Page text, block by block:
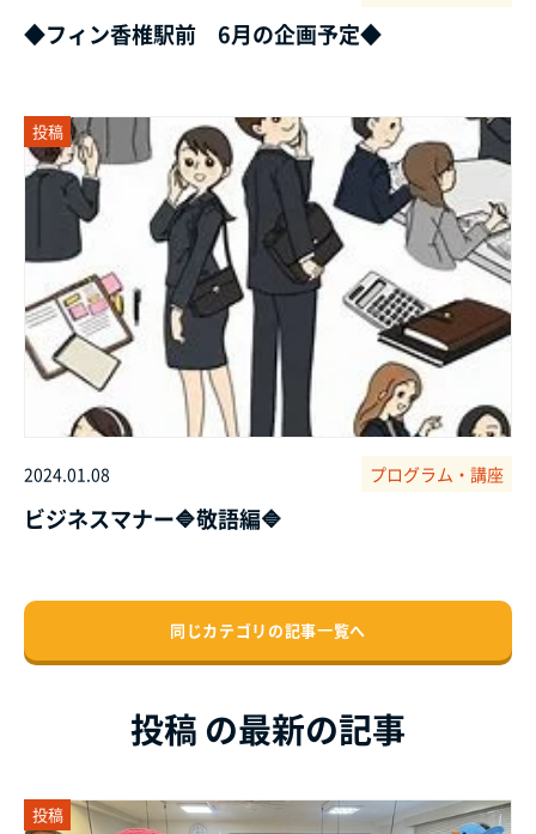
◆フィン香椎駅前 6月の企画予定◆
投稿
2024.01.08 プログラム・講座
ビジネスマナー🔷敬語編🔷
同じカテゴリの記事⼀覧へ
投稿 の最新の記事
投稿